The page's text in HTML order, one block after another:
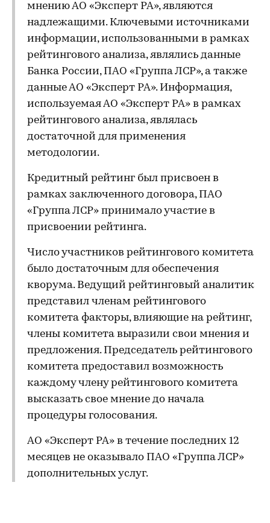
мнению АО «Эксперт РА», являются
надлежащими. Ключевыми источниками
информации, использованными в рамках
рейтингового анализа, являлись данные
Банка России, ПАО «Группа ЛСР», а также
данные АО «Эксперт РА». Информация,
используемая АО «Эксперт РА» в рамках
рейтингового анализа, являлась
достаточной для применения
методологии.
Кредитный рейтинг был присвоен в
рамках заключенного договора, ПАО
«Группа ЛСР» принимало участие в
присвоении рейтинга.
Число участников рейтингового комитета
было достаточным для обеспечения
кворума. Ведущий рейтинговый аналитик
представил членам рейтингового
комитета факторы, влияющие на рейтинг,
члены комитета выразили свои мнения и
предложения. Председатель рейтингового
комитета предоставил возможность
каждому члену рейтингового комитета
высказать свое мнение до начала
процедуры голосования.
АО «Эксперт РА» в течение последних 12
месяцев не оказывало ПАО «Группа ЛСР»
дополнительных услуг.